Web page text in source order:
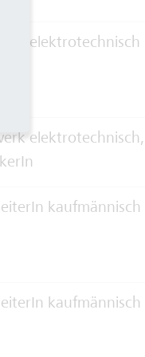
elektrotechnisch
elektrotechnisch,
kaufmännisch
kaufmännisch